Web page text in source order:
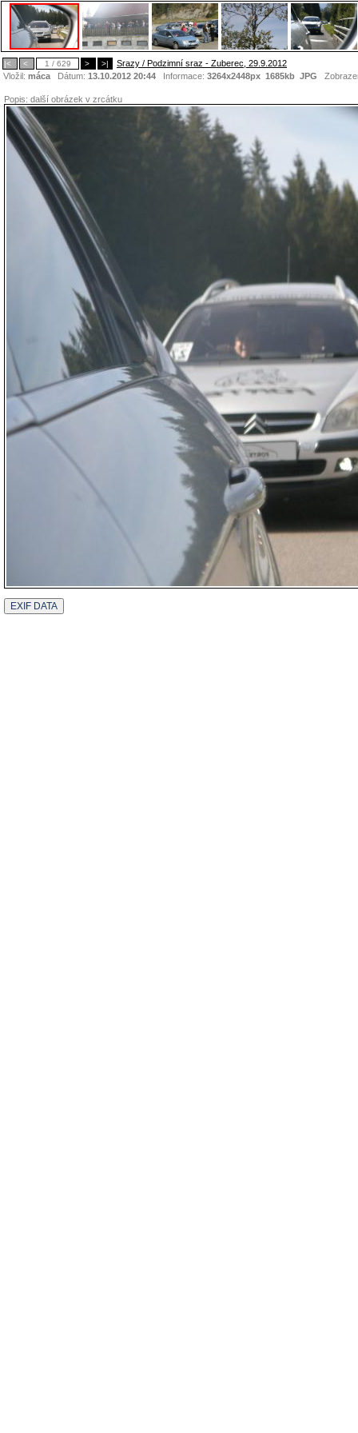
|< < 1 / 629 > >|
Srazy / Podzimní sraz - Zuberec, 29.9.2012
Vložil: máca Dátum: 13.10.2012 20:44 Informace: 3264x2448px 1685kb JPG
Popis: další obrázek v zrcátku